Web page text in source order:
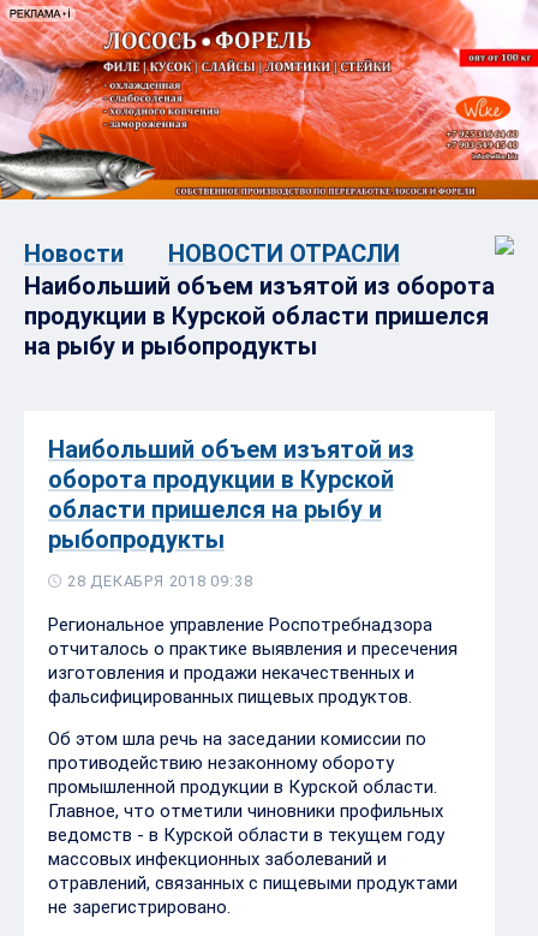
Новости
НОВОСТИ ОТРАСЛИ
Наибольший объем изъятой из оборота
продукции в Курской области пришелся
на рыбу и рыбопродукты
Наибольший объем изъятой из
оборота продукции в Курской
области пришелся на рыбу и
рыбопродукты
28 ДЕКАБРЯ 2018 09:38
Региональное управление Роспотребнадзора
отчиталось о практике выявления и пресечения
изготовления и продажи некачественных и
фальсифицированных пищевых продуктов.
Об этом шла речь на заседании комиссии по
противодействию незаконному обороту
промышленной продукции в Курской области.
Главное, что отметили чиновники профильных
ведомств - в Курской области в текущем году
массовых инфекционных заболеваний и
отравлений, связанных с пищевыми продуктами
не зарегистрировано.